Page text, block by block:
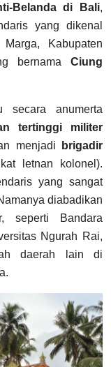
Belanda di Bali,
yang dikenal
Kabupaten
bernama Ciung
secara anumerta
tertinggi militer
menjadi
brigadir
letnan kolonel).
yang sangat
diabadikan
seperti Bandara
Ngurah Rai,
daerah lain di